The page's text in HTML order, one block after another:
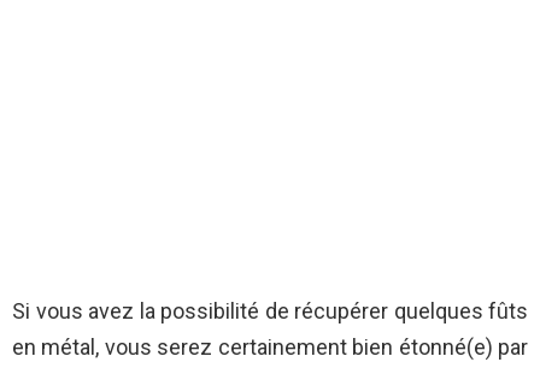
Si vous avez la possibilité de récupérer quelques fûts
en métal, vous serez certainement bien étonné(e) par